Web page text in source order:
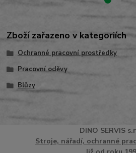
Zboží zařazeno v kategoriích
Ochranné pracovní prostředky
Pracovní oděvy
Blůzy
DINO SERVIS
Stroje, nářadí, ochranné